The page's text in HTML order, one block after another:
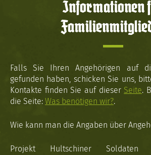
Informationen
Falls Sie Ihren Angehörigen auf
gefunden haben, schicken Sie uns,
Kontakte finden Sie auf dieser Seite.
die Seite: Was benötigen wir?.
Wie kann man die Angaben über
Projekt Hultschiner Soldaten